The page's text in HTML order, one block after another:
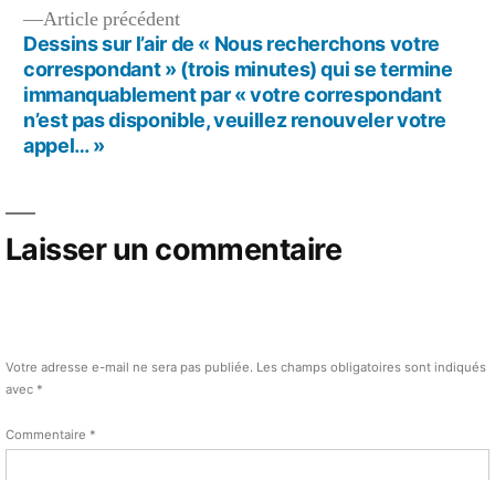
Article précédentArticle
précédent :
Dessins sur l’air de « Nous recherchons votre
correspondant » (trois minutes) qui se termine
immanquablement par « votre correspondant
n’est pas disponible, veuillez renouveler votre
appel… »
Laisser un commentaire
Votre adresse e-mail ne sera pas publiée. Les champs obligatoires sont indiqués
avec *
Commentaire *